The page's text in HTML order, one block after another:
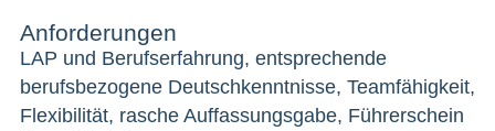
Anforderungen
LAP und Berufserfahrung, entsprechende
berufsbezogene Deutschkenntnisse, Teamfähigkeit,
Flexibilität, rasche Auffassungsgabe, Führerschein